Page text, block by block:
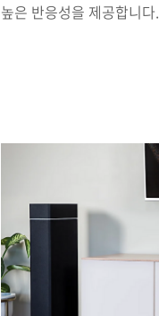
높은 반응성을 제공합니다.